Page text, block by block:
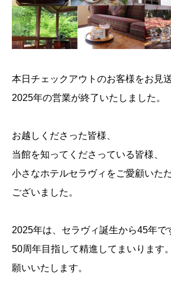
本日チェックアウトのお客様をお見
2025年の営業が終了いたしました。
お越しくださった皆様、
当館を知ってくださっている皆様、
小さなホテルセラヴィをご愛顧いた
ございました。
2025年は、セラヴィ誕生から45年で
50周年目指して精進してまいります
願いいたします。